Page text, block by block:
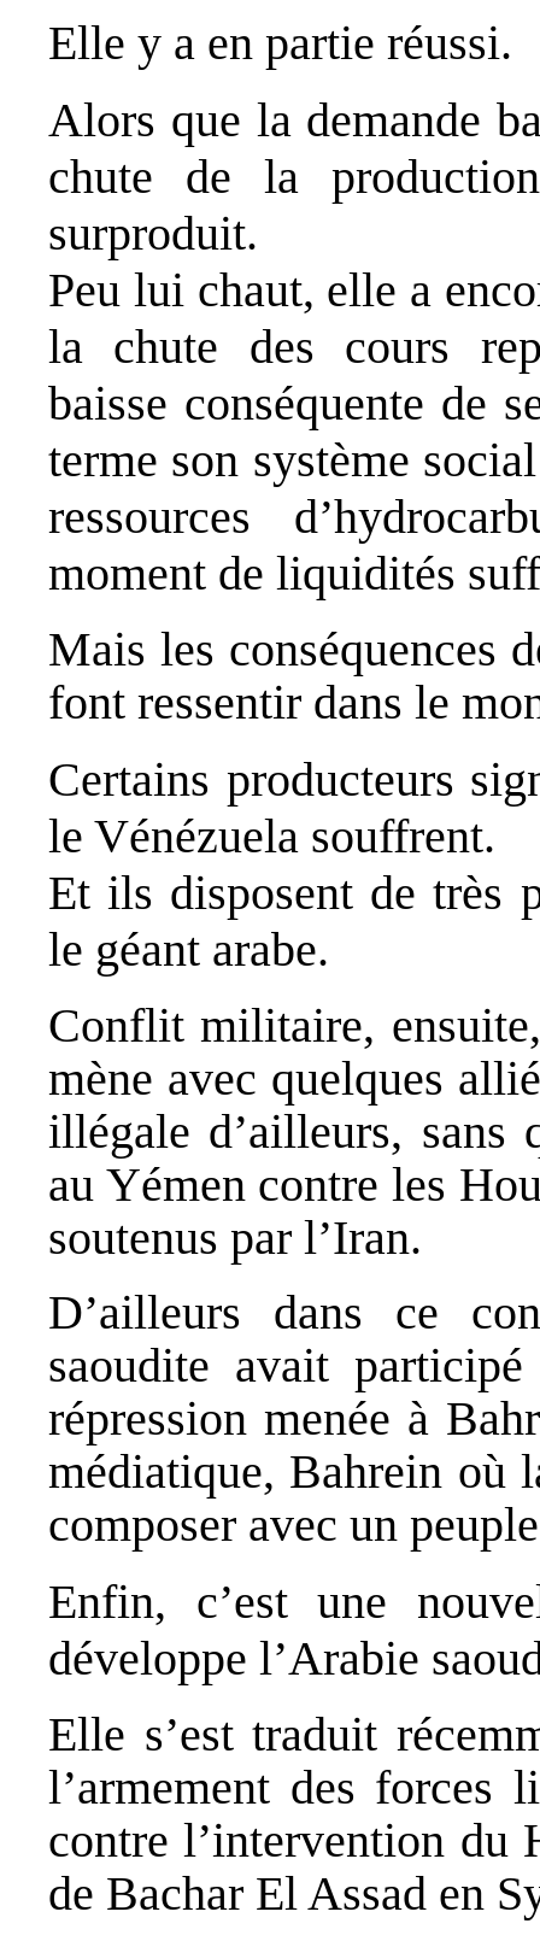
Elle y a en partie réussi.
Alors que la demande
chute de la
surproduit.
Peu lui chaut, elle a
la chute des cours
baisse conséquente de
terme son système
ressources
moment de liquidités
Mais les conséquences
font ressentir dans le
Certains producteurs
le Vénézuela souffrent.
Et ils disposent de très
le géant arabe.
Conflit militaire,
mène avec quelques
illégale d’ailleurs, sans
au Yémen contre les
soutenus par l’Iran.
D’ailleurs dans ce
saoudite avait
répression menée à
médiatique, Bahrein où
composer avec un
Enfin, c’est une
développe l’Arabie
Elle s’est traduit
l’armement des forces
contre l’intervention du
de Bachar El Assad en